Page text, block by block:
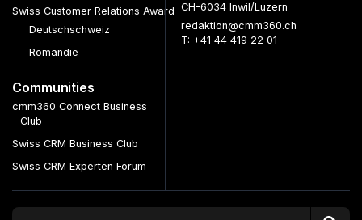
Swiss Customer Relations Award
Deutschschweiz
Romandie
Communities
cmm360 Connect Business
Club
Swiss CRM Business Club
Swiss CRM Experten Forum
CH–6034 Inwil/Luzern
redaktion@cmm360.ch
T: +41 44 419 22 01